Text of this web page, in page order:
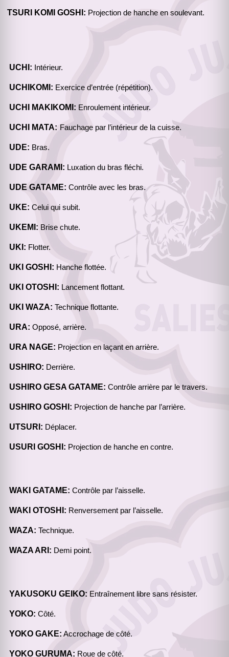
TSURI KOMI GOSHI: Projection de hanche en soulevant.
UCHI: Intérieur.
UCHIKOMI: Exercice d’entrée (répétition).
UCHI MAKIKOMI: Enroulement intérieur.
UCHI MATA: Fauchage par l’intérieur de la cuisse.
UDE: Bras.
UDE GARAMI: Luxation du bras fléchi.
UDE GATAME: Contrôle avec les bras.
UKE: Celui qui subit.
UKEMI: Brise chute.
UKI: Flotter.
UKI GOSHI: Hanche flottée.
UKI OTOSHI: Lancement flottant.
UKI WAZA: Technique flottante.
URA: Opposé, arrière.
URA NAGE: Projection en laçant en arrière.
USHIRO: Derrière.
USHIRO GESA GATAME: Contrôle arrière par le travers.
USHIRO GOSHI: Projection de hanche par l’arrière.
UTSURI: Déplacer.
USURI GOSHI: Projection de hanche en contre.
WAKI GATAME: Contrôle par l’aisselle.
WAKI OTOSHI: Renversement par l’aisselle.
WAZA: Technique.
WAZA ARI: Demi point.
YAKUSOKU GEIKO: Entraînement libre sans résister.
YOKO: Côté.
YOKO GAKE: Accrochage de côté.
YOKO GURUMA: Roue de côté.